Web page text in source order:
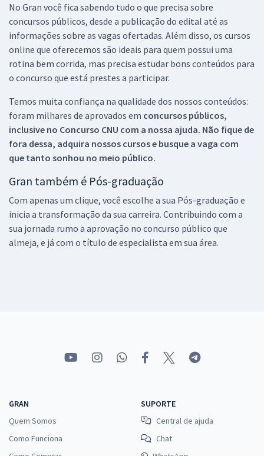
No Gran você fica sabendo tudo o que precisa sobre
concursos públicos, desde a publicação do edital até as
informações sobre as vagas ofertadas. Além disso, os cursos
online que oferecemos são ideais para quem possui uma
rotina bem corrida, mas precisa estudar bons conteúdos para
o concurso que está prestes a participar.
Temos muita confiança na qualidade dos nossos conteúdos:
foram milhares de aprovados em concursos públicos,
inclusive no Concurso CNU com a nossa ajuda. Não fique de
fora dessa, adquira nossos cursos e busque a vaga com
que tanto sonhou no meio público.
Gran também é Pós-graduação
Com apenas um clique, você escolhe a sua Pós-graduação e
inicia a transformação da sua carreira. Contribuindo com a
sua jornada rumo a aprovação no concurso público que
almeja, e já com o título de especialista em sua área.
GRAN
Quem Somos
Como Funciona
SUPORTE
Central de ajuda
Chat